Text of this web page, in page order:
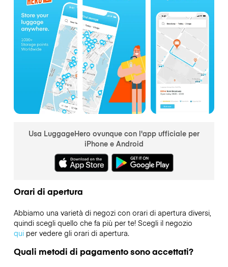
Usa LuggageHero ovunque con l'app ufficiale per
iPhone e Android
Orari di apertura
Abbiamo una varietà di negozi con orari di apertura diversi,
quindi scegli quello che fa più per te! Scegli il negozio
quiper vedere gli orari di apertura.
Quali metodi di pagamento sono accettati?